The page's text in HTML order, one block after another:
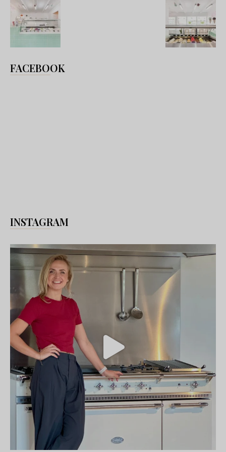
FACEBOOK
INSTAGRAM